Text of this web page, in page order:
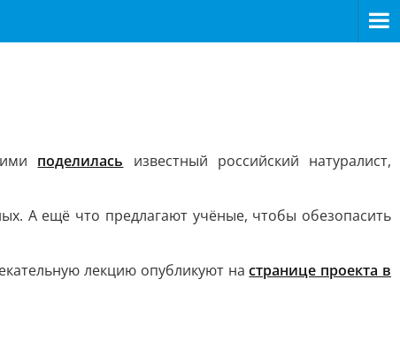
поделилась известный российский натуралист,
А ещё что предлагают учёные, чтобы обезопасить
лекцию опубликуют настранице проекта в